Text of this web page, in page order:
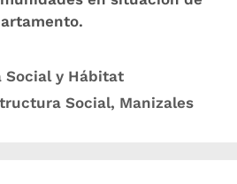
y Hábitat
Social, Manizales